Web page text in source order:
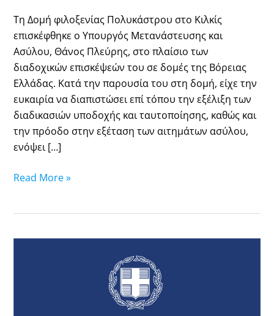
Τη Δομή φιλοξενίας Πολυκάστρου στο Κιλκίς
επισκέφθηκε ο Υπουργός Μετανάστευσης και
Ασύλου, Θάνος Πλεύρης, στο πλαίσιο των
διαδοχικών επισκέψεών του σε δομές της Βόρειας
Ελλάδας. Κατά την παρουσία του στη δομή, είχε την
ευκαιρία να διαπιστώσει επί τόπου την εξέλιξη των
διαδικασιών υποδοχής και ταυτοποίησης, καθώς και
την πρόοδο στην εξέταση των αιτημάτων ασύλου,
ενόψει […]
Read More »